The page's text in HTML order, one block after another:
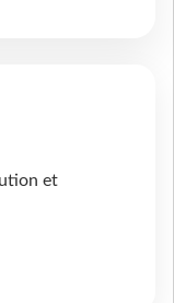
et